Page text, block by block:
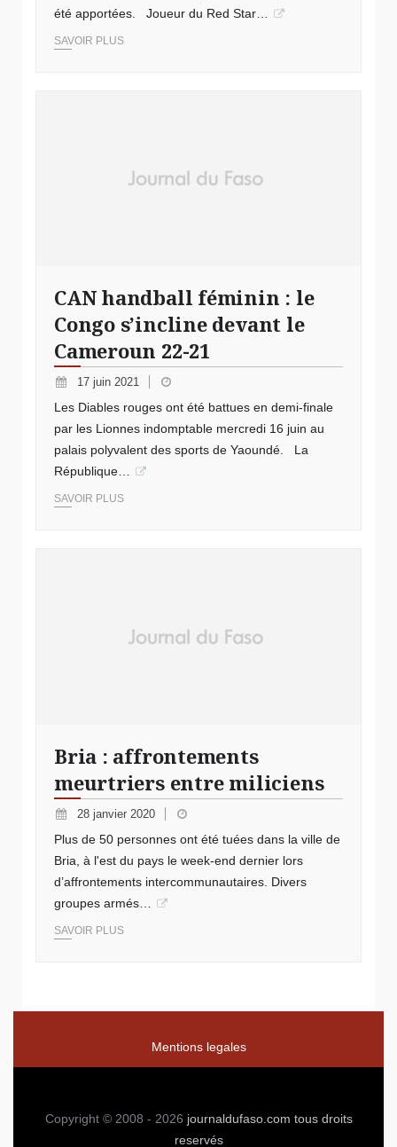
été apportées. Joueur du Red Star…
SAVOIR PLUS
CAN handball féminin : le
Congo s’incline devant le
Cameroun 22-21
17 juin 2021
Les Diables rouges ont été battues en demi-finale
par les Lionnes indomptable mercredi 16 juin au
palais polyvalent des sports de Yaoundé. La
République…
SAVOIR PLUS
Bria : affrontements
meurtriers entre miliciens
28 janvier 2020
Plus de 50 personnes ont été tuées dans la ville de
Bria, à l'est du pays le week-end dernier lors
d’affrontements intercommunautaires. Divers
groupes armés…
SAVOIR PLUS
Mentions legales
Copyright © 2008 - 2026 journaldufaso.com tous droits
reservés